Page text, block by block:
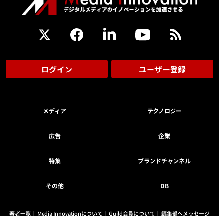
ログイン ユーザー登録
メディア テクノロジー
広告 企業
特集 ブランドチャンネル
その他 DB
著者一覧 Media Innovationについて Guild会員について 編集部へメッセージ